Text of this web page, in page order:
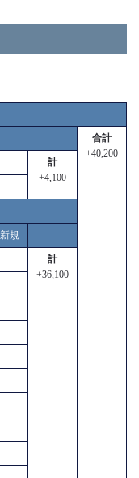
合計
+40,200
計
+4,100
新規
計
+36,100